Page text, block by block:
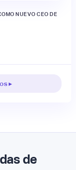
NUEVO CEO DE
▸
de